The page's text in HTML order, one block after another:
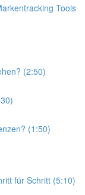
Tools
(2:50)
(1:50)
für Schritt (5:10)